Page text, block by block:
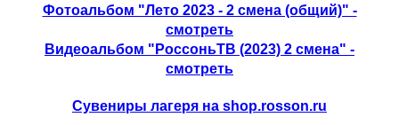
Фотоальбом "Лето 2023 - 2 смена (общий)" -
смотреть
Видеоальбом "РоссоньТВ (2023) 2 смена" -
смотреть
Сувениры лагеря на shop.rosson.ru